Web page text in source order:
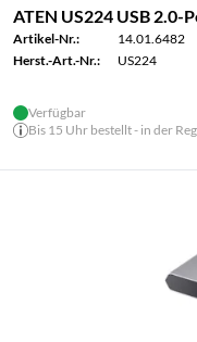
ATEN US224 USB
Artikel-Nr.:
14.01.6482
Herst.-Art.-Nr.:
US224
Verfügbar
Bis 15 Uhr bestellt - in der